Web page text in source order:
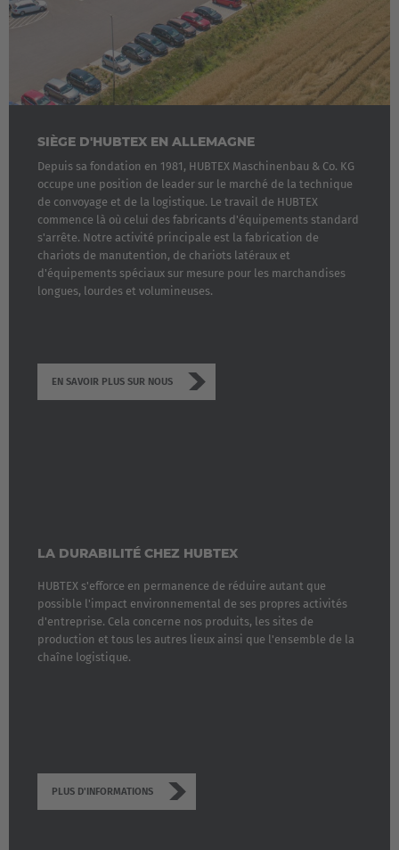
EUROPE
SIÈGE D'HUBTEX EN ALLEMAGNE
Depuis sa fondation en 1981, HUBTEX Maschinenbau & Co. KG
occupe une position de leader sur le marché de la technique
de convoyage et de la logistique. Le travail de HUBTEX
commence là où celui des fabricants d'équipements standard
s'arrête. Notre activité principale est la fabrication de
chariots de manutention, de chariots latéraux et
d'équipements spéciaux sur mesure pour les marchandises
longues, lourdes et volumineuses.
EN SAVOIR PLUS SUR NOUS
LA DURABILITÉ CHEZ HUBTEX
HUBTEX s'efforce en permanence de réduire autant que
possible l'impact environnemental de ses propres activités
d'entreprise. Cela concerne nos produits, les sites de
production et tous les autres lieux ainsi que l'ensemble de la
chaîne logistique.
PLUS D'INFORMATIONS